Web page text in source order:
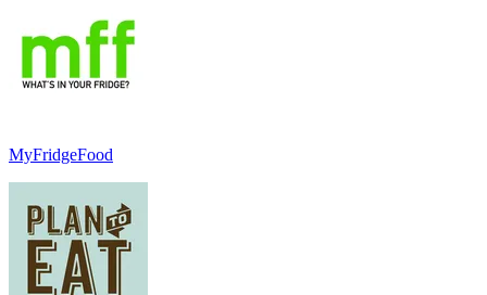
MyFridgeFood